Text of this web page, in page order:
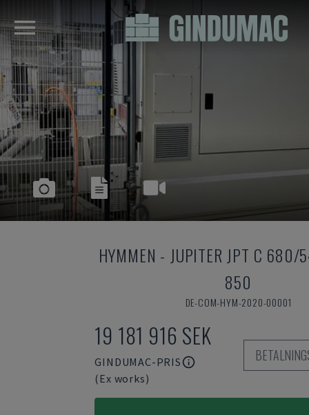
HYMMEN - JUPITER JPT C 680/
850
DE-COM-HYM-2020-00001
19 181 916 SEK
GINDUMAC-PRIS
(Ex works)